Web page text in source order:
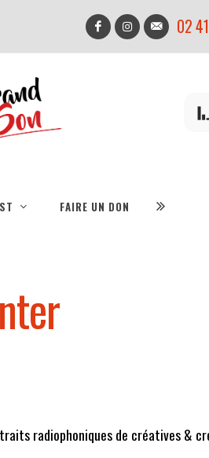
02
FAIRE UN DON
radiophoniques de créatives &